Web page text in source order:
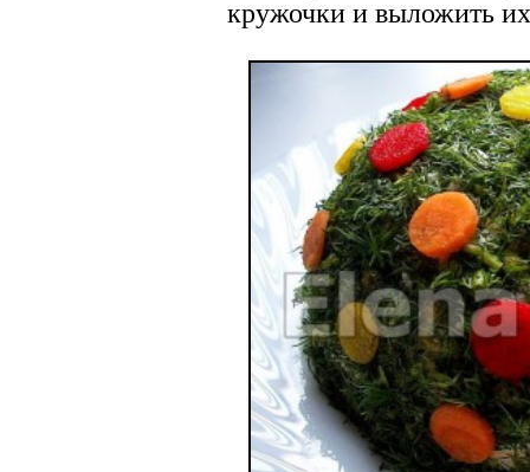
кружочки и выложить их